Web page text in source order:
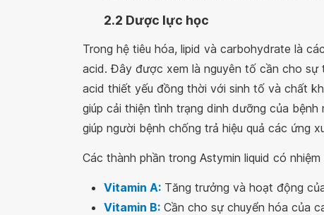
2.2 Dược lực học
Trong hệ tiêu hóa, lipid và carbohydrate là
acid. Đây được xem là nguyên tố cần cho
acid thiết yếu đồng thời với sinh tố và chất
giúp cải thiện tình trạng dinh dưỡng của
giúp người bệnh chống trả hiệu quả các ứng
Các thành phần trong Astymin liquid có nhiệm
Vitamin A: Tăng trưởng và hoạt động
Vitamin B: Cần cho sự chuyển hóa của